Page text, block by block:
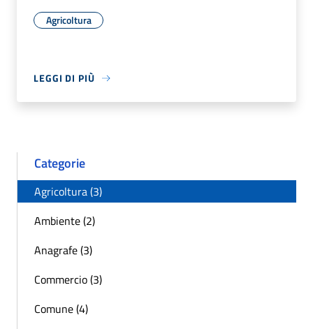
Agricoltura
LEGGI DI PIÙ
Categorie
Agricoltura (3)
Ambiente (2)
Anagrafe (3)
Commercio (3)
Comune (4)